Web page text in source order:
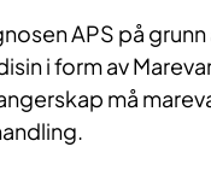
APS på
i form av
må